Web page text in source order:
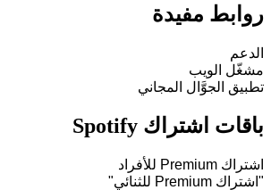
روابط مفيدة
الدعم
مشغّل الويب
تطبيق الجوَّال المجاني
باقات اشتراك Spotify
اشتراك Premium للأفراد
"اشتراك Premium للثنائي"